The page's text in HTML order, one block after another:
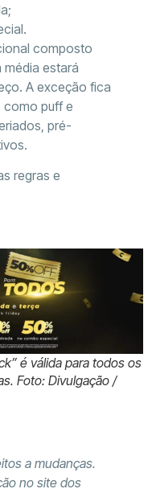
composto
média estará
A exceção fica
como puff e
pré-
regras e
é válida para todos os
Foto: Divulgação /
a mudanças.
no site dos